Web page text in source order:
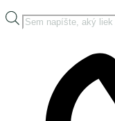
Products
search